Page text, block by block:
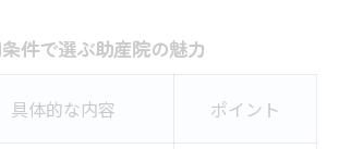
件で選ぶ助産院の魅力
具体的な内容 ポイント